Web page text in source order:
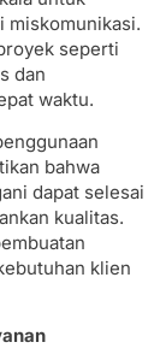
miskomunikasi.
seperti
dan
waktu.
bahwa
dapat selesai
kualitas.
klien